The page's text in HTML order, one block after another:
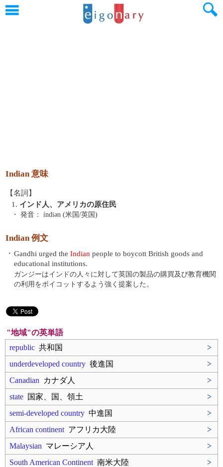
Indian 意味
【名詞】
1. インド人、アメリカの原住民
・ 発音： índiən (米国/英国)
Indian 例文
・ Gandhi urged the Indian people to boycott British goods and
educational institutions.
ガンジーはインドの人々に対して英国の製品の購買及び教育機関
の利用をボイコットするよう強く提案した。
"地域"の英単語
republic 共和国
>
underdeveloped country 後進国
>
Canadian カナダ人
>
state 国家、国、領土
>
semi‐developed country 中進国
>
African continent アフリカ大陸
>
Malaysian マレーシア人
>
South American Continent 南米大陸
>